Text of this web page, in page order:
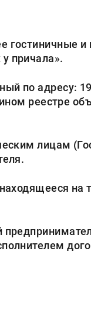
и
причала».
по адресу:
реестре
лицам
на